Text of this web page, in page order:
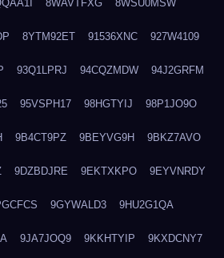
8WAVTFXG 8WSU0MSW
8YTM92ET 91536XNC 927W4109
93Q1LPRJ 94CQZMDW 94J2GRFM
95VSPH17 98HGTYIJ 98P1JO9O
9B4CT9PZ 9BEYVG9H 9BKZ7AVO
9DZBDJRE 9EKTXKPO 9EYVNRDY
9GYWALD3 9HU2G1QA
9JA7JOQ9 9KKHTYIP 9KXDCNY7